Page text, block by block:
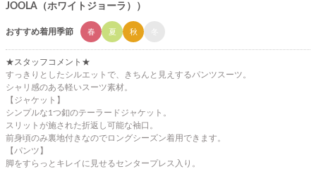
JOOLA（ホワイトジョーラ））
おすすめ着用季節 春 夏 秋
★スタッフコメント★
すっきりとしたシルエットで、きちんと見えするパンツスーツ。
シャリ感のある軽いスーツ素材。
【ジャケット】
シンプルな1つ釦のテーラードジャケット。
スリットが施された折返し可能な袖口。
前身頃のみ裏地付きなのでロングシーズン着用できます。
【パンツ】
脚をすらっとキレイに見せるセンタープレス入り。